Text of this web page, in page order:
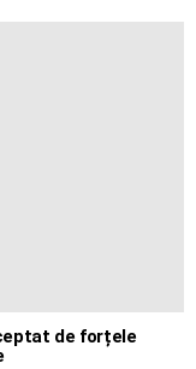
de forțele